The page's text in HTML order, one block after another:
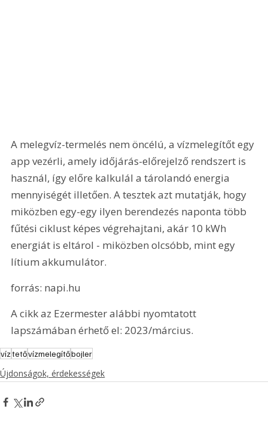
A melegvíz-termelés nem öncélú, a vízmelegítőt egy
app vezérli, amely időjárás-előrejelző rendszert is
használ, így előre kalkulál a tárolandó energia
mennyiségét illetően. A tesztek azt mutatják, hogy
miközben egy-egy ilyen berendezés naponta több
fűtési ciklust képes végrehajtani, akár 10 kWh
energiát is eltárol - miközben olcsóbb, mint egy
lítium akkumulátor.
forrás: napi.hu
A cikk az Ezermester alábbi nyomtatott
lapszámában érhető el: 2023/március.
víztetővízmelegítőbojler
Újdonságok, érdekességek